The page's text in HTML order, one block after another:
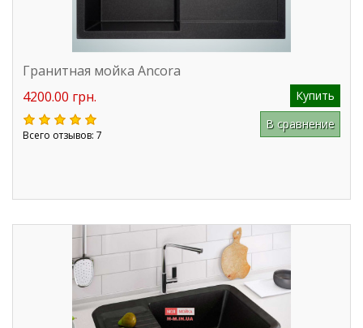
Гранитная мойка Ancora
4200.00 грн.
Купить
Всего отзывов: 7
В сравнение